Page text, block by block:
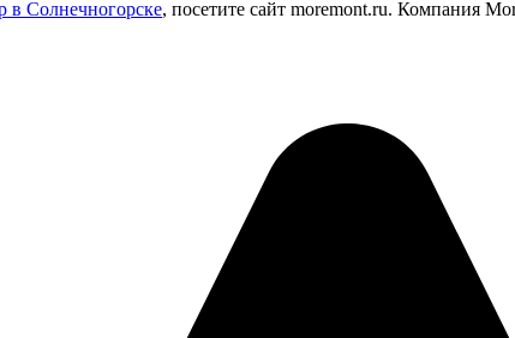
в Солнечногорске, посетите сайт moremont.ru. Компания